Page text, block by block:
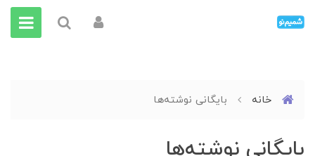
خانه بایگانی نوشته‌ها
بایگانی نوشته‌ها